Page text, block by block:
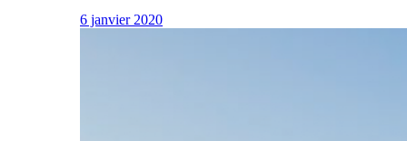
6 janvier 2020